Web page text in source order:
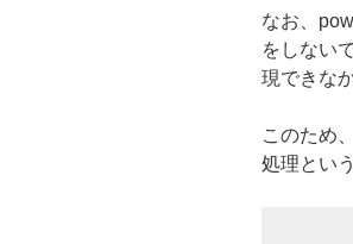
なお、
をしない
現できな
このため
処理とい